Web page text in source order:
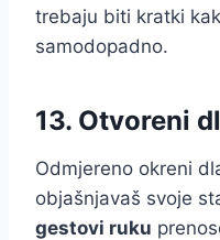
trebaju biti kratki
samodopadno.
13. Otvoreni
Odmjereno okreni
objašnjavaš svoje
gestovi ruku